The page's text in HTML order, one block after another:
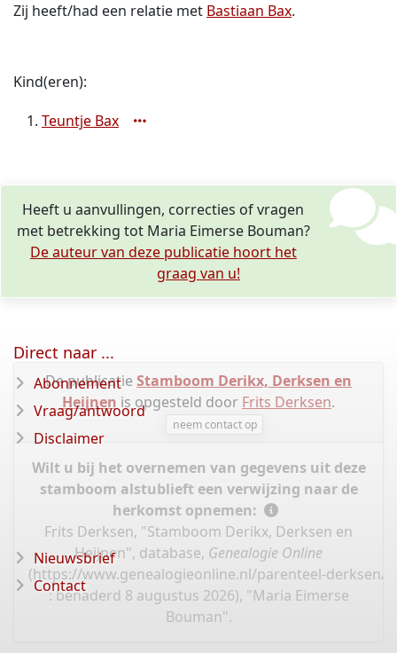
Zij heeft/had een relatie met Bastiaan Bax.
Kind(eren):
Teuntje Bax
Heeft u aanvullingen, correcties of vragen
met betrekking tot Maria Eimerse Bouman?
De auteur van deze publicatie hoort het
graag van u!
De publicatie Stamboom Derikx, Derksen en
Heijnen is opgesteld door Frits Derksen.
neem contact op
Wilt u bij het overnemen van gegevens uit deze
stamboom alstublieft een verwijzing naar de
herkomst opnemen:
Frits Derksen, "Stamboom Derikx, Derksen en
Heijnen", database, Genealogie Online
(https://www.genealogieonline.nl/parenteel-derksen/
: benaderd 8 augustus 2026), "Maria Eimerse
Bouman".
Direct naar ...
Abonnement
Vraag/antwoord
Disclaimer
Nieuwsbrief
Contact